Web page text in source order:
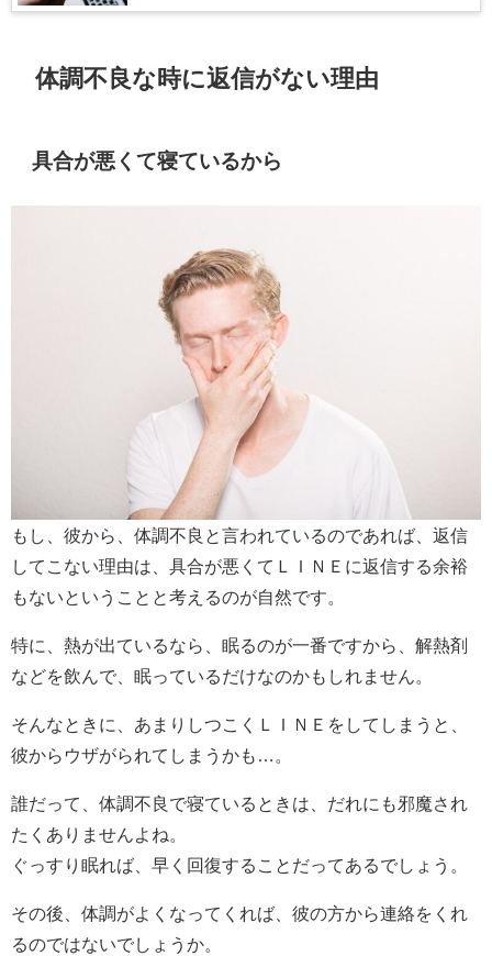
体調不良な時に返信がない理由
具合が悪くて寝ているから
もし、彼から、体調不良と言われているのであれば、返信
してこない理由は、具合が悪くてＬＩＮＥに返信する余裕
もないということと考えるのが自然です。
特に、熱が出ているなら、眠るのが一番ですから、解熱剤
などを飲んで、眠っているだけなのかもしれません。
そんなときに、あまりしつこくＬＩＮＥをしてしまうと、
彼からウザがられてしまうかも…。
誰だって、体調不良で寝ているときは、だれにも邪魔され
たくありませんよね。
ぐっすり眠れば、早く回復することだってあるでしょう。
その後、体調がよくなってくれば、彼の方から連絡をくれ
るのではないでしょうか。